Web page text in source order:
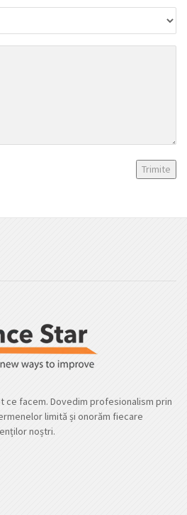
ce facem. Dovedim profesionalism prin
limită și onorăm fiecare
noștri.